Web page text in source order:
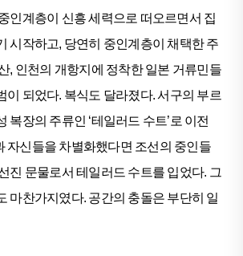
인계층이 신흥 세력으로 떠오르면서 집
시작하고, 당연히 중인계층이 채택한 주
, 인천의 개항지에 정착한 일본 거류민들
이 되었다. 복식도 달라졌다. 서구의 부르
복장의 주류인 ‘테일러드 수트’로 이전
자신들을 차별화했다면 조선의 중인들
진 문물로서 테일러드 수트를 입었다. 그
마찬가지였다. 공간의 충돌은 부단히 일